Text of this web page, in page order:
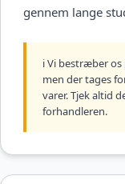
gennem lange
ℹ️ Vi bestræber
men der tages
varer. Tjek altid
forhandleren.